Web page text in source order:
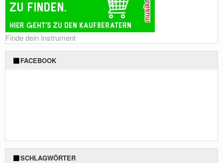
Finde dein Instrument
FACEBOOK
SCHLAGWÖRTER